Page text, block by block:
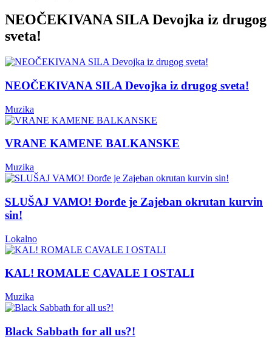
NEOČEKIVANA SILA Devojka iz drugog
sveta!
NEOČEKIVANA SILA Devojka iz drugog sveta!
Muzika
VRANE KAMENE BALKANSKE
Muzika
SLUŠAJ VAMO! Đorđe je Zajeban okrutan kurvin
sin!
Lokalno
KAL! ROMALE CAVALE I OSTALI
Muzika
Black Sabbath for all us?!